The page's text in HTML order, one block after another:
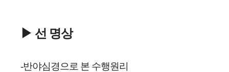
▶ 선 명상
-반야심경으로 본 수행원리